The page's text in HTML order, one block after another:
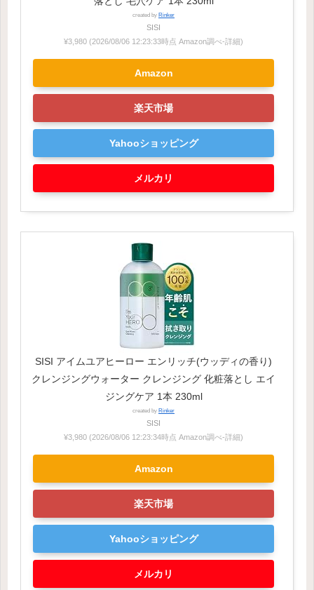
created by Rinker
SISI
¥3,980 (2026/08/06 12:23:33時点 Amazon調べ-詳細)
Amazon
楽天市場
Yahooショッピング
メルカリ
SISI アイムユアヒーロー エンリッチ(ウッディの香り)
クレンジングウォーター クレンジング 化粧落とし エイ
ジングケア 1本 230ml
created by Rinker
SISI
¥3,980 (2026/08/06 12:23:34時点 Amazon調べ-詳細)
Amazon
楽天市場
Yahooショッピング
メルカリ